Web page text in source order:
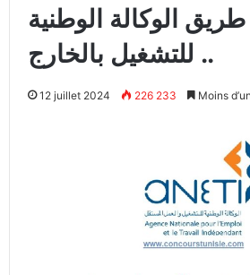
الوكالة الوطنية
للتشغيل بالخارج ..
12 juillet 2024 226 233 Moins